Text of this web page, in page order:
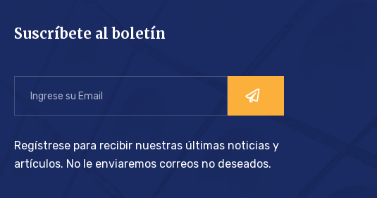
Suscríbete al boletín
Regístrese para recibir nuestras últimas noticias y
artículos. No le enviaremos correos no deseados.